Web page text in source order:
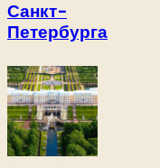
Санкт-
Петербурга